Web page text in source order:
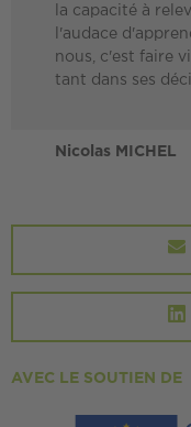
la capacité à
l'audace
nous, c'est faire
tant dans ses
Nicolas MICHEL
AVEC LE SOUTIEN DE